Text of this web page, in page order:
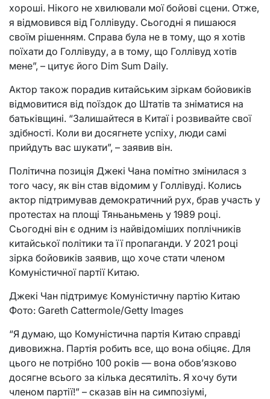
хороші. Нікого не хвилювали мої бойові сцени. Отже,
я відмовився від Голлівуду. Сьогодні я пишаюся
своїм рішенням. Справа була не в тому, що я хотів
поїхати до Голлівуду, а в тому, що Голлівуд хотів
мене”, – цитує його Dim Sum Daily.
Актор також порадив китайським зіркам бойовиків
відмовитися від поїздок до Штатів та зніматися на
батьківщині. “Залишайтеся в Китаї і розвивайте свої
здібності. Коли ви досягнете успіху, люди самі
прийдуть вас шукати”, – заявив він.
Політична позиція Джекі Чана помітно змінилася з
того часу, як він став відомим у Голлівуді. Колись
актор підтримував демократичний рух, брав участь у
протестах на площі Тяньаньмень у 1989 році.
Сьогодні він є одним із найвідоміших поплічників
китайської політики та її пропаганди. У 2021 році
зірка бойовиків заявив, що хоче стати членом
Комуністичної партії Китаю.
Джекі Чан підтримує Комуністичну партію Китаю
Фото: Gareth Cattermole/Getty Images
“Я думаю, що Комуністична партія Китаю справді
дивовижна. Партія робить все, що вона обіцяє. Для
цього не потрібно 100 років — вона обов’язково
досягне всього за кілька десятиліть. Я хочу бути
членом партії!” – сказав він на симпозіумі,